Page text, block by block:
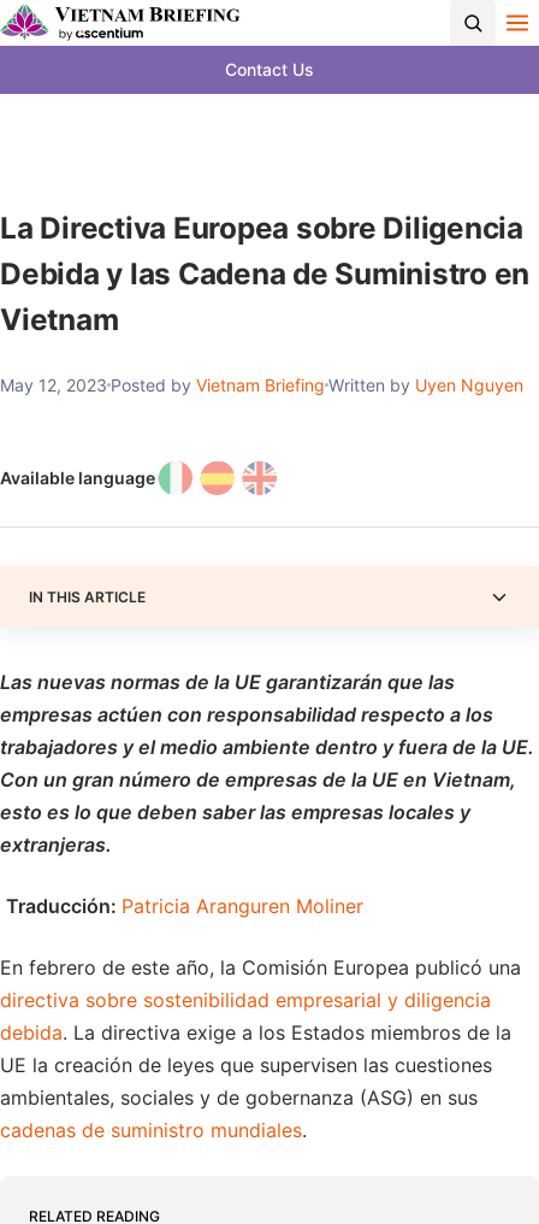
Contact Us
La Directiva Europea sobre Diligencia
Debida y las Cadena de Suministro en
Vietnam
May 12, 2023 Posted by Vietnam Briefing Written by Uyen Nguyen
Available language
IN THIS ARTICLE
Las nuevas normas de la UE garantizarán que las
empresas actúen con responsabilidad respecto a los
trabajadores y el medio ambiente dentro y fuera de la UE.
Con un gran número de empresas de la UE en Vietnam,
esto es lo que deben saber las empresas locales y
extranjeras.
Traducción: Patricia Aranguren Moliner
En febrero de este año, la Comisión Europea publicó una
directiva sobre sostenibilidad empresarial y diligencia
debida. La directiva exige a los Estados miembros de la
UE la creación de leyes que supervisen las cuestiones
ambientales, sociales y de gobernanza (ASG) en sus
cadenas de suministro mundiales.
RELATED READING